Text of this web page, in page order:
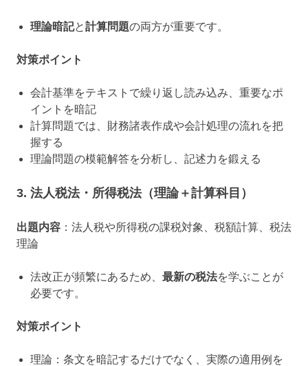
理論暗記と計算問題の両方が重要です。
対策ポイント
会計基準をテキストで繰り返し読み込み、重要なポ
イントを暗記
計算問題では、財務諸表作成や会計処理の流れを把
握する
理論問題の模範解答を分析し、記述力を鍛える
3. 法人税法・所得税法（理論＋計算科目）
出題内容 ：法人税や所得税の課税対象、税額計算、税法
理論
法改正が頻繁にあるため、 最新の税法を学ぶことが
必要です。
対策ポイント
理論：条文を暗記するだけでなく、実際の適用例を